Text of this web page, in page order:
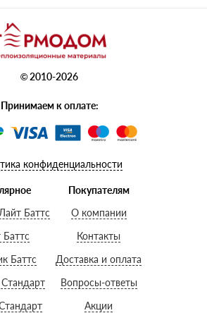
© 2010-2026
Принимаем к оплате:
конфиденциальности
Баттс
Баттс
Баттс
Покупателям
О компании
Контакты
Доставка и оплата
Вопросы-ответы
Акции